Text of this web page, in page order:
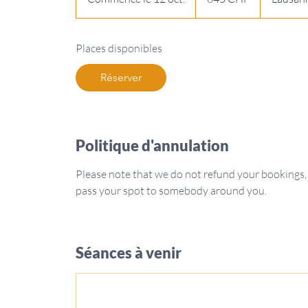
o
e
2
o
Places disponibles
Réserver
Politique d'annulation
Please note that we do not refund your
pass your spot to somebody around you.
Séances à venir